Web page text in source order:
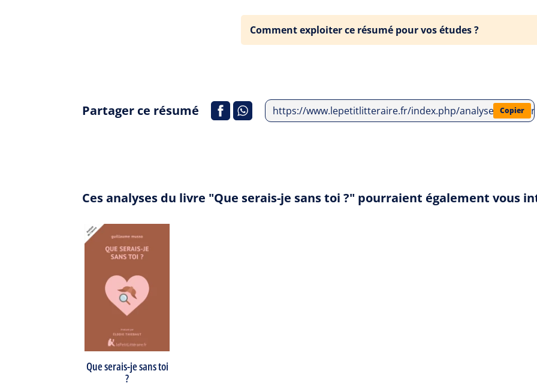
Comment exploiter ce résumé pour vos études ?
Partager ce résumé https://www.lepetitlitteraire.fr/index.php/analyses- Copier
Ces analyses du livre "Que serais-je sans toi ?" pourraient également vous
Que serais-je sans toi
?